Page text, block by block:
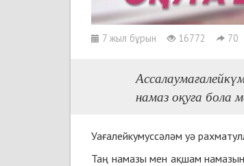
7 жыл бұрын 16772 70
намаз оқуға бола
Уағалейкумуссәләм уә
Таң намазы мен ақшам